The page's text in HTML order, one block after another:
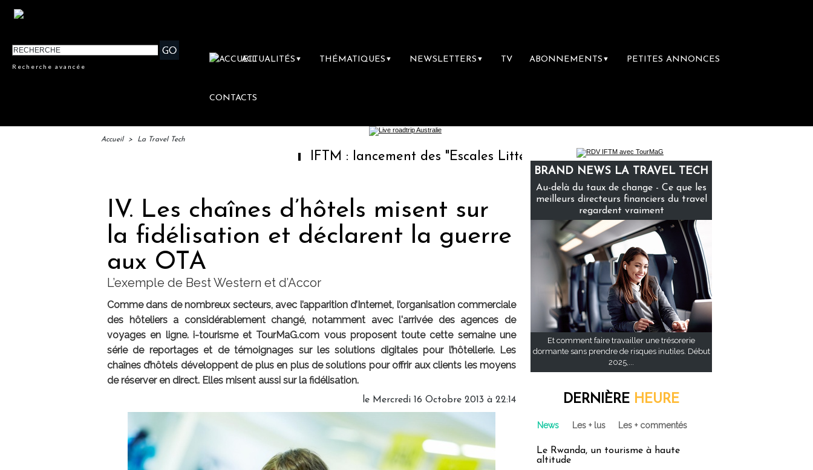
Recherche avancée
ACTUALITÉS ▼ THÉMATIQUES ▼ NEWSLETTERS ▼ TV ABONNEMENTS ▼ PETITES ANNONCES
CONTACTS
Accueil > La Travel Tech
IFTM : lancement des "Escales Littéraires", la première librairie du voyage
IV. Les chaînes d’hôtels misent sur
la fidélisation et déclarent la guerre
aux OTA
L’exemple de Best Western et d’Accor
Comme dans de nombreux secteurs, avec l’apparition d’Internet, l’organisation commerciale
des hôteliers a considérablement changé, notamment avec l'arrivée des agences de
voyages en ligne. i-tourisme et TourMaG.com vous proposent toute cette semaine une
série de reportages et de témoignages sur les solutions digitales pour l’hôtellerie. Les
chaînes d’hôtels développent de plus en plus de solutions pour offrir aux clients les moyens
de réserver en direct. Elles misent aussi sur la fidélisation.
le Mercredi 16 Octobre 2013 à 22:14
BRAND NEWS LA TRAVEL TECH
Au-delà du taux de change - Ce que les
meilleurs directeurs financiers du travel
regardent vraiment
Et comment faire travailler une trésorerie
dormante sans prendre de risques inutiles. Début
2025,...
DERNIÈRE HEURE
News Les + lus Les + commentés
Le Rwanda, un tourisme à haute
altitude